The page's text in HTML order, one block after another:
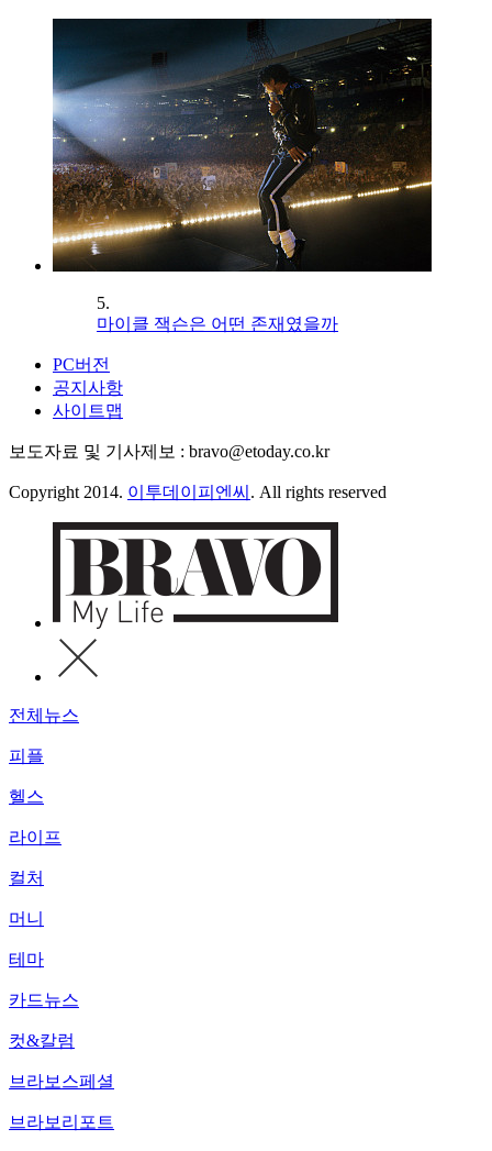
5.
마이클 잭슨은 어떤 존재였을까
PC버전
공지사항
사이트맵
보도자료 및 기사제보 : bravo@etoday.co.kr
Copyright 2014. 이투데이피엔씨 . All rights reserved
전체뉴스
피플
헬스
라이프
컬처
머니
테마
카드뉴스
컷&칼럼
브라보스페셜
브라보리포트